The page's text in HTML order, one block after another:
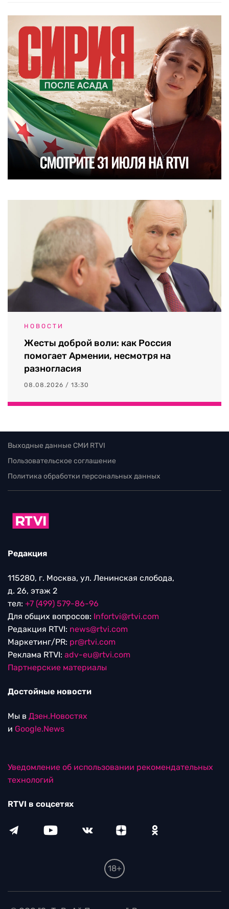
НОВОСТИ
Жесты доброй воли: как Россия
помогает Армении, несмотря на
разногласия
08.08.2026 / 13:30
Выходные данные СМИ RTVI
Пользовательское соглашение
Политика обработки персональных данных
Редакция
115280, г. Москва, ул. Ленинская слобода,
д. 26, этаж 2
тел: +7 (499) 579-86-96
Для общих вопросов: Infortvi@rtvi.com
Редакция RTVI: news@rtvi.com
Маркетинг/PR: pr@rtvi.com
Реклама RTVI: adv-eu@rtvi.com
Партнерские материалы
Достойные новости
Мы в Дзен.Новостях
и Google.News
Уведомление об использовании рекомендательных
технологий
RTVI в соцсетях
18+